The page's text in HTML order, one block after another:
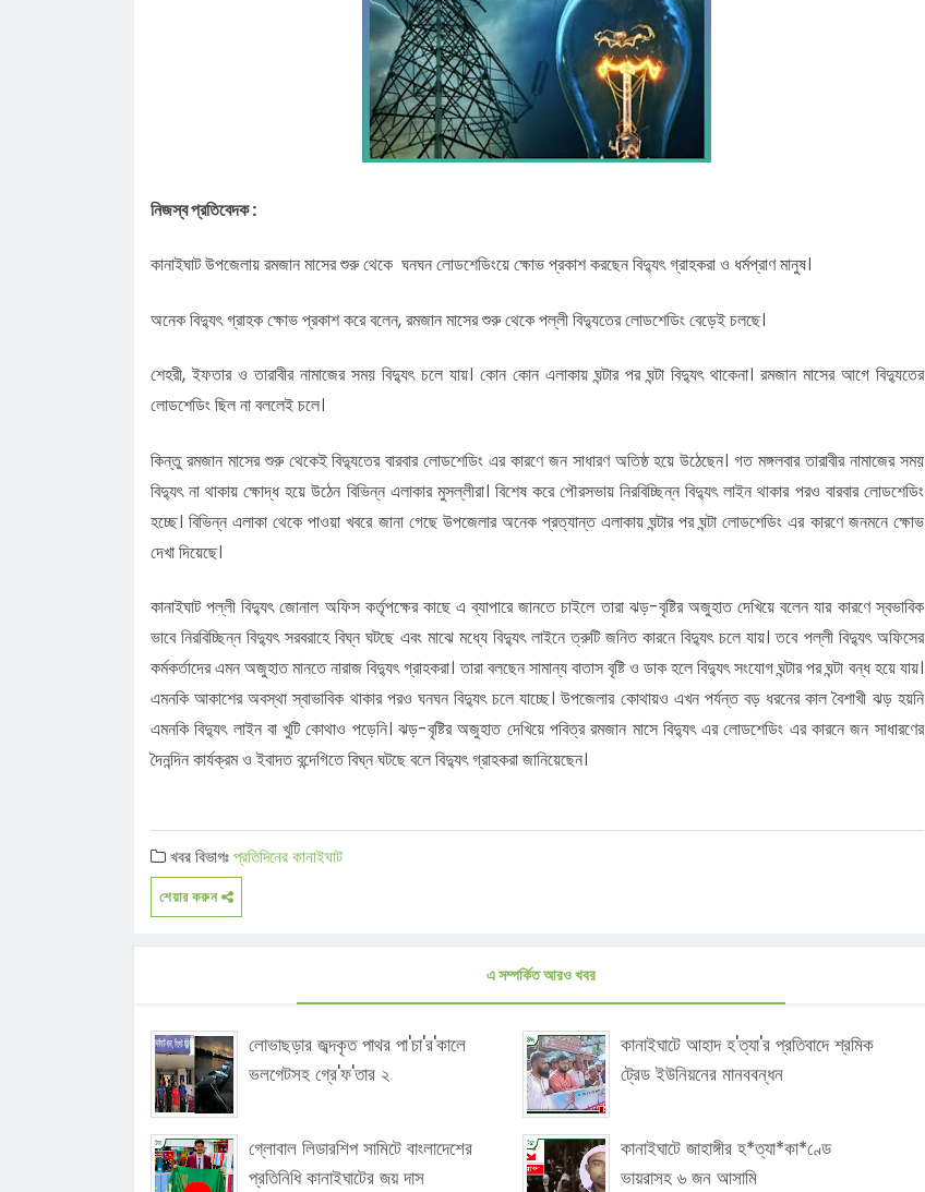
চাইলেন সবার সহযোগিতা
লোভাছড়ার জব্দকৃত পাথর পা'চা'র'কালে ভলগেটসহ
রাত পোহালেই কানাইঘাটে এনসিপির পদযাত্রা, আসছেন
ধনমাইরমাটি সরকারি প্রাথমিক বিদ্যালয়ের এসএমসি
সভাপতি ফের হাফিজ আহমদ সুজন
কানাইঘাটে ইসলামী ব্যাংকের রেমিট্যান্স গ্রাহক সমাবেশ,
আটগ্রামে পাচার
৫৫ বছরের দ্বীনি খেদমতের স্বীকৃতি, ভালোবাসায়
নিজস্ব প্রতিবেদক :
কানাইঘাট উপজেলায় রমজান মাসের শুরু থেকে ঘনঘন লোডশেডিংয়ে ক্ষোভ প্রকাশ করছেন বিদ্যুৎ গ্রাহকরা ও ধর্মপ্রাণ মানুষ।
অনেক বিদ্যুৎ গ্রাহক ক্ষোভ প্রকাশ করে বলেন, রমজান মাসের শুরু থেকে পল্লী বিদ্যুতের লোডশেডিং বেড়েই চলছে।
শেহরী, ইফতার ও তারাবীর নামাজের সময় বিদ্যুৎ চলে যায়। কোন কোন এলাকায় ঘন্টার পর ঘন্টা বিদ্যুৎ থাকেনা। রমজান মাসের আগে বিদ্যুতের
লোডশেডিং ছিল না বললেই চলে।
কিন্তু রমজান মাসের শুরু থেকেই বিদ্যুতের বারবার লোডশেডিং এর কারণে জন সাধারণ অতিষ্ঠ হয়ে উঠেছেন। গত মঙ্গলবার তারাবীর নামাজের সময়
বিদ্যুৎ না থাকায় ক্ষোদ্ধ হয়ে উঠেন বিভিন্ন এলাকার মুসল্লীরা। বিশেষ করে পৌরসভায় নিরবিচ্ছিন্ন বিদ্যুৎ লাইন থাকার পরও বারবার লোডশেডিং
হচ্ছে। বিভিন্ন এলাকা থেকে পাওয়া খবরে জানা গেছে উপজেলার অনেক প্রত্যান্ত এলাকায় ঘন্টার পর ঘন্টা লোডশেডিং এর কারণে জনমনে ক্ষোভ
দেখা দিয়েছে।
কানাইঘাট পল্লী বিদ্যুৎ জোনাল অফিস কর্তৃপক্ষের কাছে এ ব্যাপারে জানতে চাইলে তারা ঝড়-বৃষ্টির অজুহাত দেখিয়ে বলেন যার কারণে স্বভাবিক
ভাবে নিরবিচ্ছিন্ন বিদ্যুৎ সরবরাহে বিঘ্ন ঘটছে এবং মাঝে মধ্যে বিদ্যুৎ লাইনে ত্রুটি জনিত কারনে বিদ্যুৎ চলে যায়। তবে পল্লী বিদ্যুৎ অফিসের
কর্মকর্তাদের এমন অজুহাত মানতে নারাজ বিদ্যুৎ গ্রাহকরা। তারা বলছেন সামান্য বাতাস বৃষ্টি ও ডাক হলে বিদ্যুৎ সংযোগ ঘন্টার পর ঘন্টা বন্ধ হয়ে যায়।
এমনকি আকাশের অবস্থা স্বাভাবিক থাকার পরও ঘনঘন বিদ্যুৎ চলে যাচ্ছে। উপজেলার কোথায়ও এখন পর্যন্ত বড় ধরনের কাল বৈশাখী ঝড় হয়নি
এমনকি বিদ্যুৎ লাইন বা খুটি কোথাও পড়েনি। ঝড়-বৃষ্টির অজুহাত দেখিয়ে পবিত্র রমজান মাসে বিদ্যুৎ এর লোডশেডিং এর কারনে জন সাধারণের
দৈনন্দিন কার্যক্রম ও ইবাদত বন্দেগিতে বিঘ্ন ঘটছে বলে বিদ্যুৎ গ্রাহকরা জানিয়েছেন।
খবর বিভাগঃপ্রতিদিনের কানাইঘাট
শেয়ার করুন
এ সম্পর্কিত আরও খবর
লোভাছড়ার জব্দকৃত পাথর পা'চা'র'কালে
ভলগেটসহ গ্রে'ফ'তার ২
কানাইঘাটে আহাদ হ'ত্যা'র প্রতিবাদে শ্রমিক
ট্রেড ইউনিয়নের মানববন্ধন
গ্লোবাল লিডারশিপ সামিটে বাংলাদেশের
প্রতিনিধি কানাইঘাটের জয় দাস
কানাইঘাটে জাহাঙ্গীর হ*ত্যা*কা*ণ্ডে
ভায়রাসহ ৬ জন আসামি